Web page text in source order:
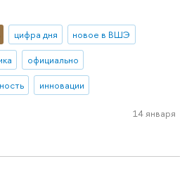
цифра дня
новое в ВШЭ
официально
инновации
14 января